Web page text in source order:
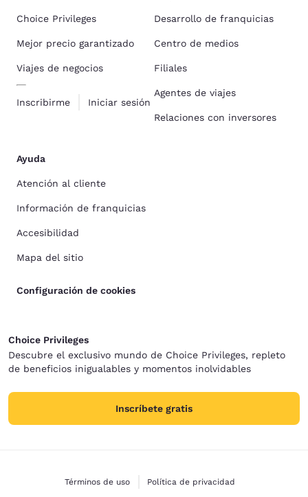
Choice Privileges
Mejor precio garantizado
Viajes de negocios
Inscribirme Iniciar sesión
Desarrollo de franquicias
Centro de medios
Filiales
Agentes de viajes
Relaciones con inversores
Ayuda
Atención al cliente
Información de franquicias
Accesibilidad
Mapa del sitio
Configuración de cookies
Choice Privileges
Descubre el exclusivo mundo de Choice Privileges, repleto
de beneficios inigualables y momentos inolvidables
Inscríbete gratis
Términos de uso Política de privacidad